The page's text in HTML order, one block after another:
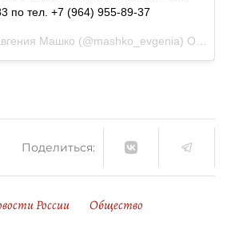
по тел. +7 (964) 955-89-37
Машко (@mashko_evgenia) Окт 19 2015 в 9:25 PDT
Поделиться:
России Общество